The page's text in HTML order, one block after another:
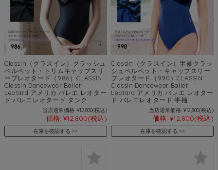
ClassIn（クラスイン）クラッシュ
ベルベット・トリムキャップスリ
ープレオタード（986）CLASSIN
ClassIn Dancewear Ballet
Leotard アメリカ バレエ レオター
ド バレエレオタード タンク
当店通常価格: ¥12,800(税込)
価格: ¥12,800(税込)
在庫を確認する
ClassIn（クラスイン）半袖クラッ
シュベルベット・キャップスリー
ブレオタード（990）CLASSIN
ClassIn Dancewear Ballet
Leotard アメリカ バレエ レオター
ド バレエレオタード 半袖
当店通常価格: ¥12,800(税込)
価格: ¥12,800(税込)
在庫を確認する